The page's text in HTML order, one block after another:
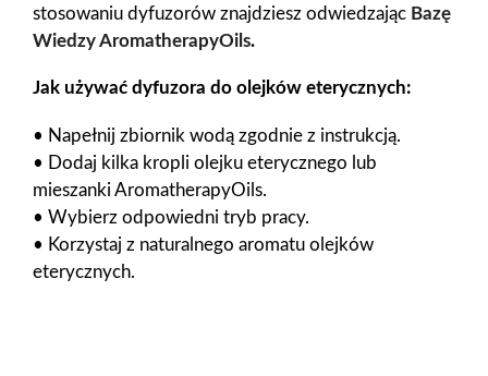
stosowaniu dyfuzorów znajdziesz odwiedzając Bazę
Wiedzy AromatherapyOils.
Jak używać dyfuzora do olejków eterycznych:
• Napełnij zbiornik wodą zgodnie z instrukcją.
• Dodaj kilka kropli olejku eterycznego lub
mieszanki AromatherapyOils.
• Wybierz odpowiedni tryb pracy.
• Korzystaj z naturalnego aromatu olejków
eterycznych.